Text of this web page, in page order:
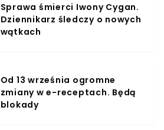
Sprawa śmierci Iwony Cygan.
Dziennikarz śledczy o nowych
wątkach
Od 13 września ogromne
zmiany w e-receptach. Będą
blokady